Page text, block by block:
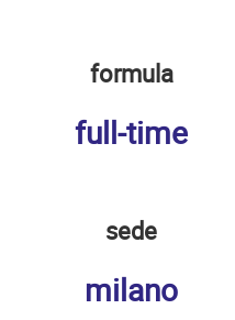
formula
full-time
sede
milano